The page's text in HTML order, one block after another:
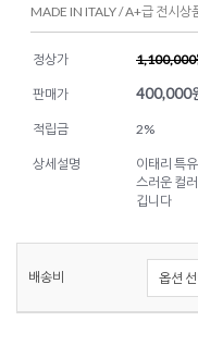
MADE IN ITALY / A+급 전시상
정상가 1,100,000
판매가 400,000
적립금 2%
상세설명
이태리 특
스러운 컬
깁니다
배송비